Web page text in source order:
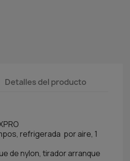
Detalles del producto
refrigerada por aire, 1
de nylon, tirador arranque